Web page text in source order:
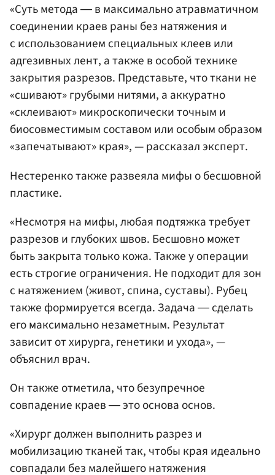
«Суть метода ― в максимально атравматичном
соединении краев раны без натяжения и
с использованием специальных клеев или
адгезивных лент, а также в особой технике
закрытия разрезов. Представьте, что ткани не
«сшивают» грубыми нитями, а аккуратно
«склеивают» микроскопически точным и
биосовместимым составом или особым образом
«запечатывают» края», — рассказал эксперт.
Нестеренко также развеяла мифы о бесшовной
пластике.
«Несмотря на мифы, любая подтяжка требует
разрезов и глубоких швов. Бесшовно может
быть закрыта только кожа. Также у операции
есть строгие ограничения. Не подходит для зон
с натяжением (живот, спина, суставы). Рубец
также формируется всегда. Задача ― сделать
его максимально незаметным. Результат
зависит от хирурга, генетики и ухода», —
объяснил врач.
Он также отметила, что безупречное
совпадение краев ― это основа основ.
«Хирург должен выполнить разрез и
мобилизацию тканей так, чтобы края идеально
совпадали без малейшего натяжения